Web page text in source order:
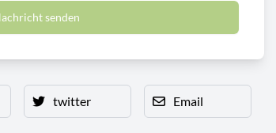
senden
twitter Email